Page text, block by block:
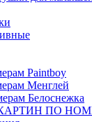
Paintboy
Менглей
Белоснежка
ПО